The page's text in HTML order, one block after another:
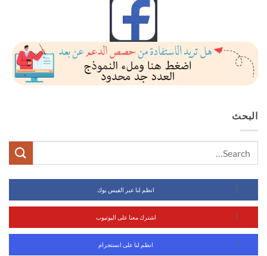
البحث
انظم لنا عبر الفيس بوك
اشترك معنا على اليوتيوب
انظم لنا على انستجرام